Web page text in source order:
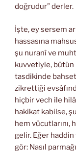
doğrudur” derler.
İşte, ey sersem
hassasına
şu nuranî ve
kuvvetiyle,
tasdikinde
zikrettiği
hiçbir vech ile
hakikat kabilse,
hem vücutlarını,
gelir. Eğer haddin
gör: Nasıl